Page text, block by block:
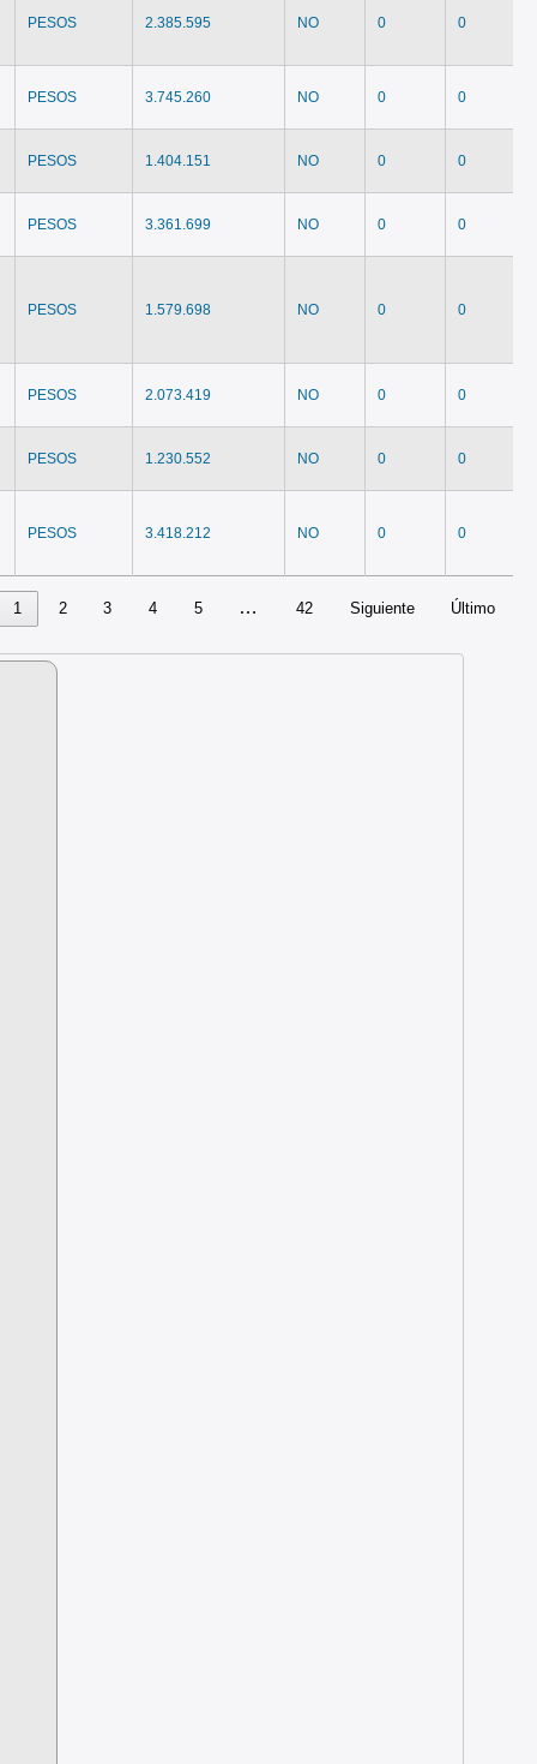
PESOS 2.385.595 NO 0 0
PESOS 3.745.260 NO 0 0
PESOS 1.404.151 NO 0 0
PESOS 3.361.699 NO 0 0
PESOS 1.579.698 NO 0 0
PESOS 2.073.419 NO 0 0
PESOS 1.230.552 NO 0 0
PESOS 3.418.212 NO 0 0
1 2 3 4 5 … 42 Siguiente Último